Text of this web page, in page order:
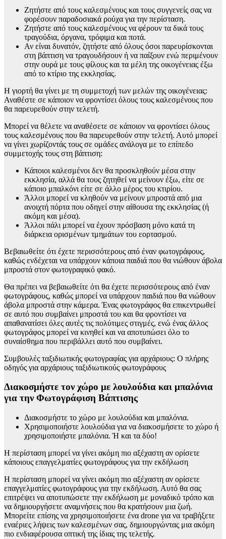
Ζητήστε από τους καλεσμένους και τους συγγενείς σας να
φορέσουν παραδοσιακά ρούχα για την περίσταση.
Ζητήστε από τους καλεσμένους να φέρουν τα δικά τους
τραγούδια, όργανα, τρόφιμα και ποτά.
Αν είναι δυνατόν, ζητήστε από όλους όσοι παρευρίσκονται
στη βάπτιση να τραγουδήσουν ή να παίξουν ενώ περιμένουν
στην ουρά με τους φίλους και τα μέλη της οικογένειας έξω
από το κτίριο της εκκλησίας.
Η γιορτή θα γίνει με τη συμμετοχή των μελών της οικογένειας:
Αναθέστε σε κάποιον να φροντίσει όλους τους καλεσμένους που
θα παρευρεθούν στην τελετή.
Μπορεί να θέλετε να αναθέσετε σε κάποιον να φροντίσει όλους
τους καλεσμένους που θα παρευρεθούν στην τελετή. Αυτό μπορεί
να γίνει χωρίζοντάς τους σε ομάδες ανάλογα με το επίπεδο
συμμετοχής τους στη βάπτιση:
Κάποιοι καλεσμένοι δεν θα προσκληθούν μέσα στην
εκκλησία, αλλά θα τους ζητηθεί να μείνουν έξω, είτε σε
κάποιο μπαλκόνι είτε σε άλλο μέρος του κτιρίου.
Άλλοι μπορεί να κληθούν να μείνουν μπροστά από μια
ανοιχτή πόρτα που οδηγεί στην αίθουσα της εκκλησίας (ή
ακόμη και μέσα).
Άλλοι πάλι μπορεί να έχουν πρόσβαση μόνο κατά τη
διάρκεια ορισμένων τμημάτων του εορτασμού.
Βεβαιωθείτε ότι έχετε περισσότερους από έναν φωτογράφους,
καθώς ενδέχεται να υπάρχουν κάποια παιδιά που θα νιώθουν άβολα
μπροστά στον φωτογραφικό φακό.
Θα πρέπει να βεβαιωθείτε ότι θα έχετε περισσότερους από έναν
φωτογράφους, καθώς μπορεί να υπάρχουν παιδιά που θα νιώθουν
άβολα μπροστά στην κάμερα. Ένας φωτογράφος θα επικεντρωθεί
σε αυτό που συμβαίνει μπροστά του και θα φροντίσει να
απαθανατίσει όλες αυτές τις πολύτιμες στιγμές, ενώ ένας άλλος
φωτογράφος μπορεί να κινηθεί και να αποτυπώσει όλο το
συναίσθημα που περιβάλλει αυτό που συμβαίνει.
Συμβουλές ταξιδιωτικής φωτογραφίας για αρχάριους: Ο πλήρης
οδηγός για αρχάριους ταξιδιωτικούς φωτογράφους
Διακοσμήστε τον χώρο με λουλούδια και μπαλόνια
για την Φωτογράφιση Βάπτισης
Διακοσμήστε το χώρο με λουλούδια και μπαλόνια.
Χρησιμοποιήστε λουλούδια για να διακοσμήσετε το χώρο ή
χρησιμοποιήστε μπαλόνια. Ή και τα δύο!
Η περίσταση μπορεί να γίνει ακόμη πιο αξέχαστη αν ορίσετε
κάποιους επαγγελματίες φωτογράφους για την εκδήλωση
Η περίσταση μπορεί να γίνει ακόμη πιο αξέχαστη αν ορίσετε
επαγγελματίες φωτογράφους για την εκδήλωση. Αυτό θα σας
επιτρέψει να αποτυπώσετε την εκδήλωση με μοναδικό τρόπο και
να δημιουργήσετε αναμνήσεις που θα κρατήσουν μια ζωή.
Μπορείτε επίσης να χρησιμοποιήσετε ένα drone για να τραβήξετε
εναέριες λήψεις των καλεσμένων σας, δημιουργώντας μια ακόμη
πιο ενδιαφέρουσα οπτική της ίδιας της τελετής.